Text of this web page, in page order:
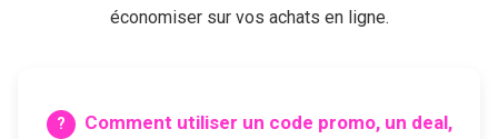
économiser sur vos achats en ligne.
Comment utiliser un code promo, un deal,